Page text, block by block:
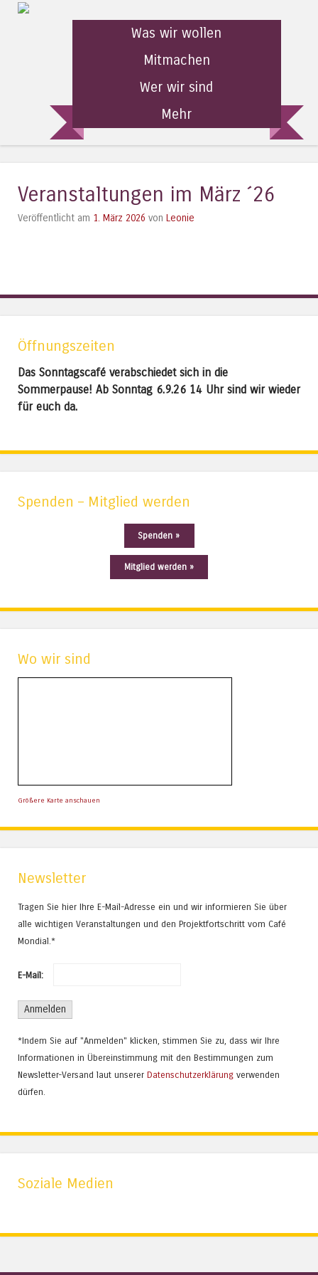
Was wir wollen
Mitmachen
Wer wir sind
Mehr
Veranstaltungen im März ´26
Veröffentlicht am 1. März 2026 von Leonie
Öffnungszeiten
Das Sonntagscafé verabschiedet sich in die
Sommerpause! Ab Sonntag 6.9.26 14 Uhr sind wir wieder
für euch da.
Spenden – Mitglied werden
Spenden »
Mitglied werden »
Wo wir sind
Größere Karte anschauen
Newsletter
Tragen Sie hier Ihre E-Mail-Adresse ein und wir informieren Sie über
alle wichtigen Veranstaltungen und den Projektfortschritt vom Café
Mondial.*
E-Mail:
*Indem Sie auf "Anmelden" klicken, stimmen Sie zu, dass wir Ihre
Informationen in Übereinstimmung mit den Bestimmungen zum
Newsletter-Versand laut unserer Datenschutzerklärung verwenden
dürfen.
Soziale Medien